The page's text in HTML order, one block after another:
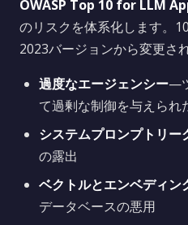
OWASP Top 10 for LLM
のリスクを体系化します。
2023バージョンから変更さ
過度なエージェンシー—
て過剰な制御を与えられ
システムプロンプトリー
の露出
ベクトルとエンベディン
データベースの悪用